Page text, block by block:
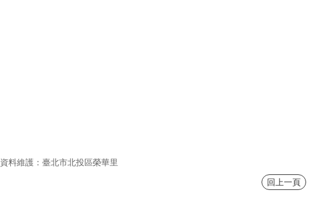
資料維護：臺北市北投區榮華里
回上一頁